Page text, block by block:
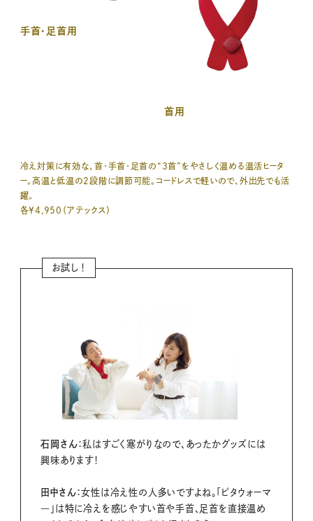
手首・足首用
首用
冷え対策に有効な、首・手首・足首の“３首”をやさしく温める温活ヒータ
ー。高温と低温の2段階に調節可能。コードレスで軽いので、外出先でも活
躍。
各¥4,950（アテックス）
お試し！
石岡さん：私はすごく寒がりなので、あったかグッズには
興味あります！
田中さん：女性は冷え性の人多いですよね。「ピタウォーマ
―」は特に冷えを感じやすい首や手首、足首を直接温め